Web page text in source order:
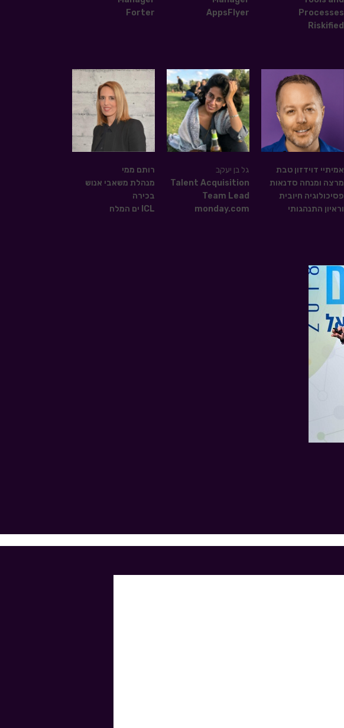
Processes
Riskified
AppsFlyer
Forter
אמיתיי דוידזון טבת
מרצה ומנחה סדנאות
פסיכולוגיה חיובית
וראיון התנהגותי
גל בן יעקב
Talent Acquisition
Team Lead
monday.com
רותם ממי
מנהלת משאבי אנוש
בכירה
ICL ים המלח